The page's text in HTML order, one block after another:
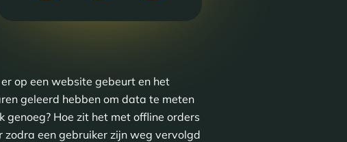
op een website gebeurt en het
geleerd hebben om data te meten
Hoe zit het met offline orders
een gebruiker zijn weg vervolgd